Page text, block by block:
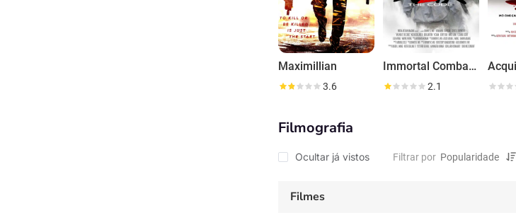
Maximillian
3.6
Immortal Combat: The Code
2.1
Filmografia
Ocultar já vistos Filtrar por
Filmes